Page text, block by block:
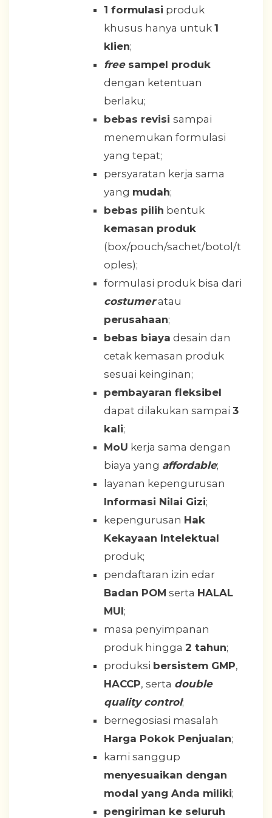
1 formulasi produk
khusus hanya untuk 1
klien;
freesampel produk
dengan ketentuan
berlaku;
bebas revisi sampai
menemukan formulasi
yang tepat;
persyaratan kerja sama
yang mudah;
bebas pilih bentuk
kemasan produk
(box/pouch/sachet/botol/t
oples);
formulasi produk bisa dari
costumeratau
perusahaan;
bebas biaya desain dan
cetak kemasan produk
sesuai keinginan;
pembayaran fleksibel
dapat dilakukan sampai 3
kali;
MoU kerja sama dengan
biaya yang affordable;
layanan kepengurusan
Informasi Nilai Gizi;
kepengurusan Hak
Kekayaan Intelektual
produk;
pendaftaran izin edar
Badan POM serta HALAL
MUI;
masa penyimpanan
produk hingga 2 tahun;
produksi bersistem GMP,
HACCP, serta double
quality control;
bernegosiasi masalah
Harga Pokok Penjualan;
kami sanggup
menyesuaikan dengan
modal yang Anda miliki;
pengiriman ke seluruh